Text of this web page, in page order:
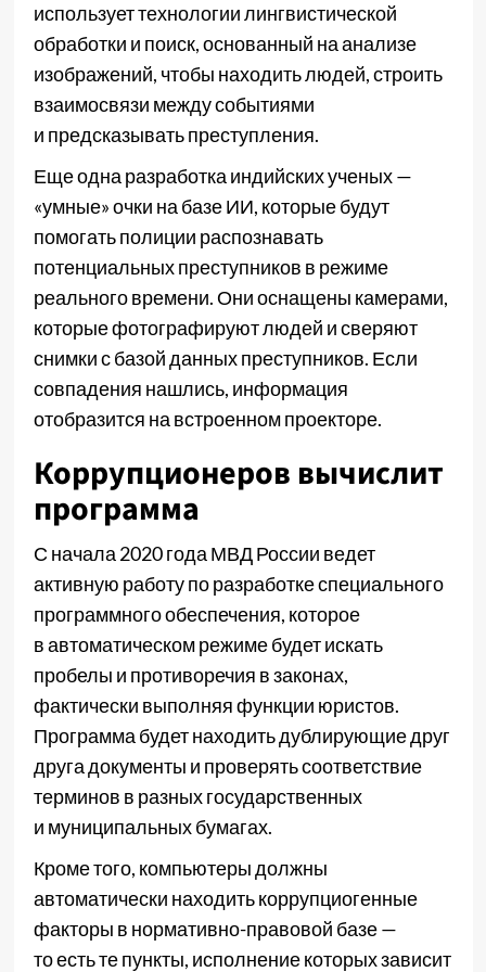
использует технологии лингвистической
обработки и поиск, основанный на анализе
изображений, чтобы находить людей, строить
взаимосвязи между событиями
и предсказывать преступления.
Еще одна разработка индийских ученых —
«умные» очки на базе ИИ, которые будут
помогать полиции распознавать
потенциальных преступников в режиме
реального времени. Они оснащены камерами,
которые фотографируют людей и сверяют
снимки с базой данных преступников. Если
совпадения нашлись, информация
отобразится на встроенном проекторе.
Коррупционеров вычислит
программа
С начала 2020 года МВД России ведет
активную работу по разработке специального
программного обеспечения, которое
в автоматическом режиме будет искать
пробелы и противоречия в законах,
фактически выполняя функции юристов.
Программа будет находить дублирующие друг
друга документы и проверять соответствие
терминов в разных государственных
и муниципальных бумагах.
Кроме того, компьютеры должны
автоматически находить коррупциогенные
факторы в нормативно-правовой базе —
то есть те пункты, исполнение которых зависит